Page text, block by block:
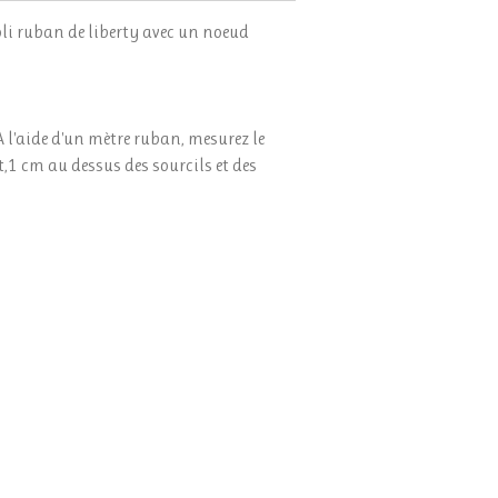
ruban de liberty avec un noeud
d'un mètre ruban, mesurez le
cm au dessus des sourcils et des